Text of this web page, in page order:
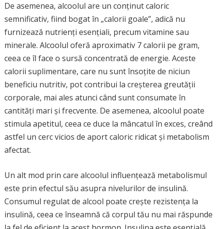
De asemenea, alcoolul are un conținut caloric
semnificativ, fiind bogat în „calorii goale”, adică nu
furnizează nutrienți esențiali, precum vitamine sau
minerale. Alcoolul oferă aproximativ 7 calorii pe gram,
ceea ce îl face o sursă concentrată de energie. Aceste
calorii suplimentare, care nu sunt însoțite de niciun
beneficiu nutritiv, pot contribui la creșterea greutății
corporale, mai ales atunci când sunt consumate în
cantități mari și frecvente. De asemenea, alcoolul poate
stimula apetitul, ceea ce duce la mâncatul în exces, creând
astfel un cerc vicios de aport caloric ridicat și metabolism
afectat.
Un alt mod prin care alcoolul influențează metabolismul
este prin efectul său asupra nivelurilor de insulină.
Consumul regulat de alcool poate crește rezistența la
insulină, ceea ce înseamnă că corpul tău nu mai răspunde